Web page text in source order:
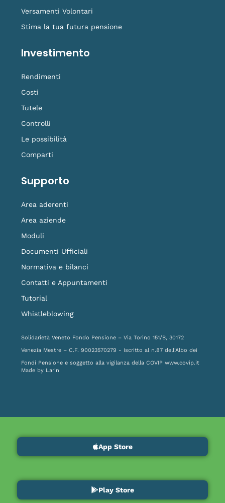
Versamenti Volontari
Stima la tua futura pensione
Investimento
Rendimenti
Costi
Tutele
Controlli
Le possibilità
Comparti
Supporto
Area aderenti
Area aziende
Moduli
Documenti Ufficiali
Normativa e bilanci
Contatti e Appuntamenti
Tutorial
Whistleblowing
Solidarietà Veneto Fondo Pensione – Via Torino 151/B, 30172
Venezia Mestre – C.F. 90023570279 - Iscritto al n.87 dell'Albo dei
Fondi Pensione e soggetto alla vigilanza della COVIP www.covip.it
Made by Larin
App Store
Play Store